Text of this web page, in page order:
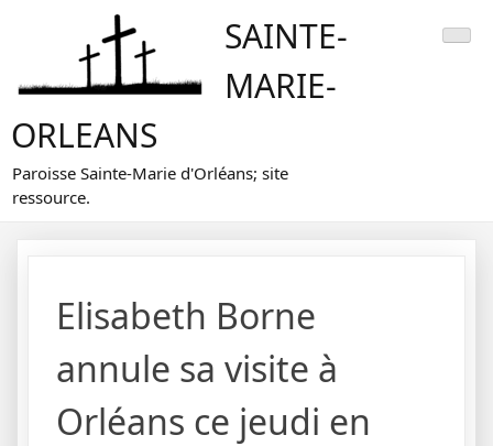
SAINTE-
MARIE-
ORLEANS
Paroisse Sainte-Marie d'Orléans; site
ressource.
Elisabeth Borne
annule sa visite à
Orléans ce jeudi en